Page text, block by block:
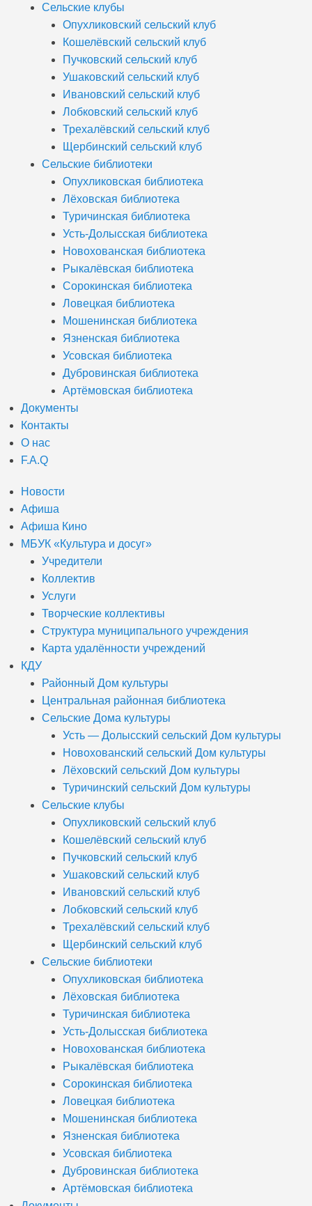
Сельские клубы
Опухликовский сельский клуб
Кошелёвский сельский клуб
Пучковский сельский клуб
Ушаковский сельский клуб
Ивановский сельский клуб
Лобковский сельский клуб
Трехалёвский сельский клуб
Щербинский сельский клуб
Сельские библиотеки
Опухликовская библиотека
Лёховская библиотека
Туричинская библиотека
Усть-Долысская библиотека
Новохованская библиотека
Рыкалёвская библиотека
Сорокинская библиотека
Ловецкая библиотека
Мошенинская библиотека
Язненская библиотека
Усовская библиотека
Дубровинская библиотека
Артёмовская библиотека
Документы
Контакты
О нас
F.A.Q
Новости
Афиша
Афиша Кино
МБУК «Культура и досуг»
Учредители
Коллектив
Услуги
Творческие коллективы
Структура муниципального учреждения
Карта удалённости учреждений
КДУ
Районный Дом культуры
Центральная районная библиотека
Сельские Дома культуры
Усть — Долысский сельский Дом культуры
Новохованский сельский Дом культуры
Лёховский сельский Дом культуры
Туричинский сельский Дом культуры
Сельские клубы
Опухликовский сельский клуб
Кошелёвский сельский клуб
Пучковский сельский клуб
Ушаковский сельский клуб
Ивановский сельский клуб
Лобковский сельский клуб
Трехалёвский сельский клуб
Щербинский сельский клуб
Сельские библиотеки
Опухликовская библиотека
Лёховская библиотека
Туричинская библиотека
Усть-Долысская библиотека
Новохованская библиотека
Рыкалёвская библиотека
Сорокинская библиотека
Ловецкая библиотека
Мошенинская библиотека
Язненская библиотека
Усовская библиотека
Дубровинская библиотека
Артёмовская библиотека